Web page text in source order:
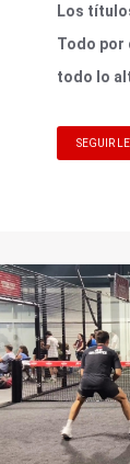
Los
Todo por
todo lo
SEGUIR